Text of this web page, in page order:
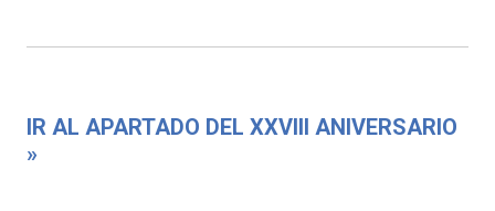
IR AL APARTADO DEL XXVIII ANIVERSARIO
»